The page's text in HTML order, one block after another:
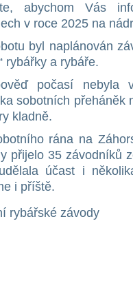
abychom Vás
v roce 2025 na
byl naplánován
rybářky a rybáře.
počasí nebyla
sobotních přeháněk
kladně.
rána na
přijelo 35 závodníků
účast i
i příště.